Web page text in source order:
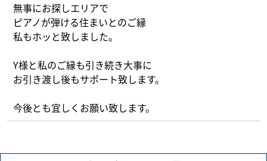
無事にお探しエリアで
ピアノが弾ける住まいとのご縁
私もホッと致しました。
Y様と私のご縁も引き続き大事に
お引き渡し後もサポート致します。
今後とも宜しくお願い致します。